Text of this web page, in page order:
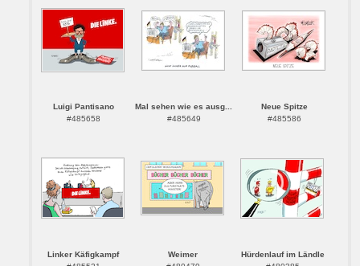
Luigi Pantisano
#485658
Mal sehen wie es ausg...
#485649
Neue Spitze
#485586
Linker Käfigkampf
Weimer
Hürdenlauf im Ländle